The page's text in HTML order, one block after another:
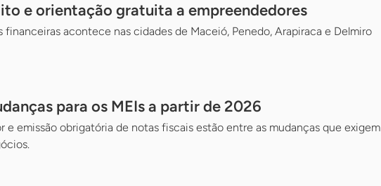
e orientação gratuita a empreendedores
acontece nas cidades de Maceió, Penedo, Arapiraca e Delmiro
para os MEIs a partir de 2026
emissão obrigatória de notas fiscais estão entre as mudanças que exigem